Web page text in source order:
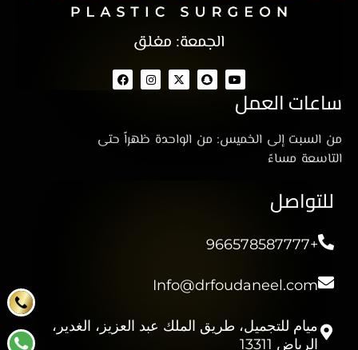
الجمعة: مغلق
ساعات العمل
من السبت إلى الخميس: من الواحدة ظهراً حتى
التاسعة مساءً
للتواصل
+966578587777
Info@drfoudaneel.com
ميام للتجميل، طريق الملك عبد العزيز، الغدير،
الرياض 13311